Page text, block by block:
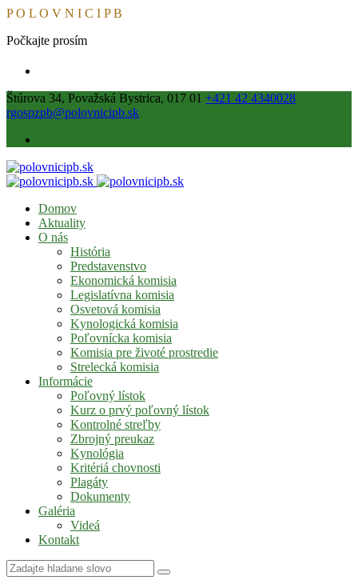
PO L O V N I C I PB
Počkajte prosím
Štúrova 34, Považská Bystrica, 017 01 +421 42 4340028
rgospzpb@polovnicipb.sk
Domov
Aktuality
O nás
História
Predstavenstvo
Ekonomická komisia
Legislatívna komisia
Osvetová komisia
Kynologická komisia
Poľovnícka komisia
Komisia pre životé prostredie
Strelecká komisia
Informácie
Poľovný lístok
Kurz o prvý poľovný lístok
Kontrolné streľby
Zbrojný preukaz
Kynológia
Kritériá chovnosti
Plagáty
Dokumenty
Galéria
Videá
Kontakt